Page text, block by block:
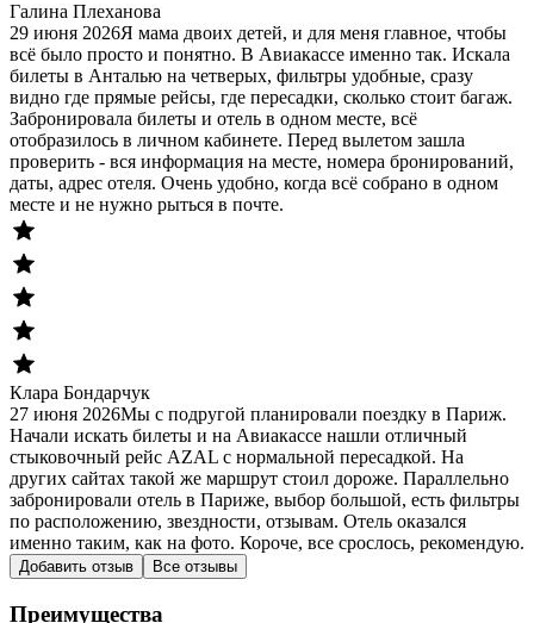
Галина Плеханова
29 июня 2026Я мама двоих детей, и для меня главное, чтобы
всё было просто и понятно. В Авиакассе именно так. Искала
билеты в Анталью на четверых, фильтры удобные, сразу
видно где прямые рейсы, где пересадки, сколько стоит багаж.
Забронировала билеты и отель в одном месте, всё
отобразилось в личном кабинете. Перед вылетом зашла
проверить - вся информация на месте, номера бронирований,
даты, адрес отеля. Очень удобно, когда всё собрано в одном
месте и не нужно рыться в почте.
Клара Бондарчук
27 июня 2026Мы с подругой планировали поездку в Париж.
Начали искать билеты и на Авиакассе нашли отличный
стыковочный рейс AZAL с нормальной пересадкой. На
других сайтах такой же маршрут стоил дороже. Параллельно
забронировали отель в Париже, выбор большой, есть фильтры
по расположению, звездности, отзывам. Отель оказался
именно таким, как на фото. Короче, все срослось, рекомендую.
Добавить отзыв Все отзывы
Преимущества